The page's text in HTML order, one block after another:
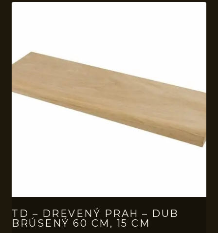
TD – DREVENÝ PRAH – DUB
BRÚSENÝ 60 CM, 15 CM